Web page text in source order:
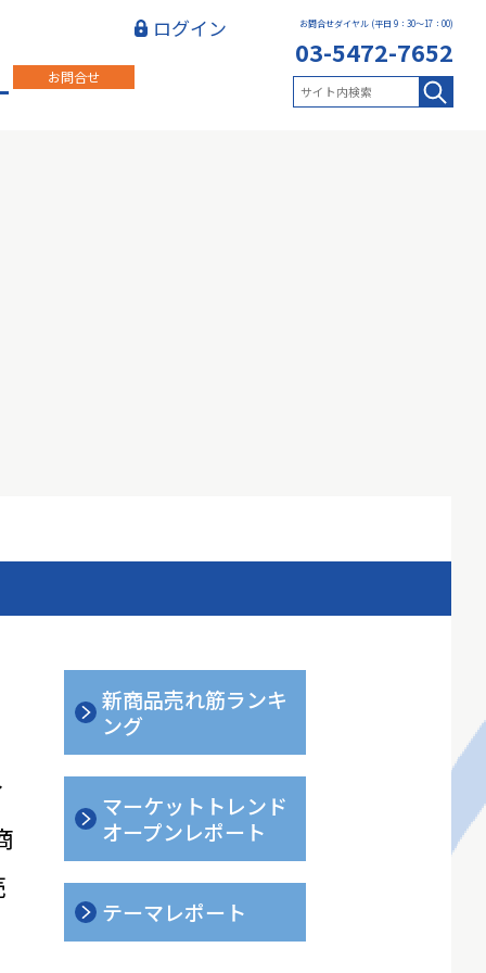
お問合せ
お問合せダイヤル (平日 9：30～17：00)
03-5472-7652
ログイン
新商品売れ筋ランキ
ング
マーケットトレンド
オープンレポート
テーマレポート